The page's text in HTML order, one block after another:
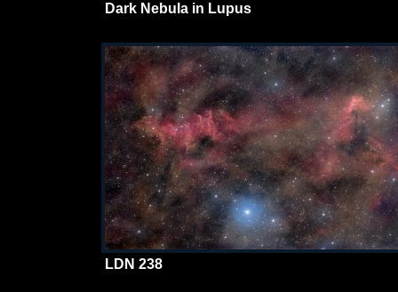
Dark Nebula in Lupus
LDN 238